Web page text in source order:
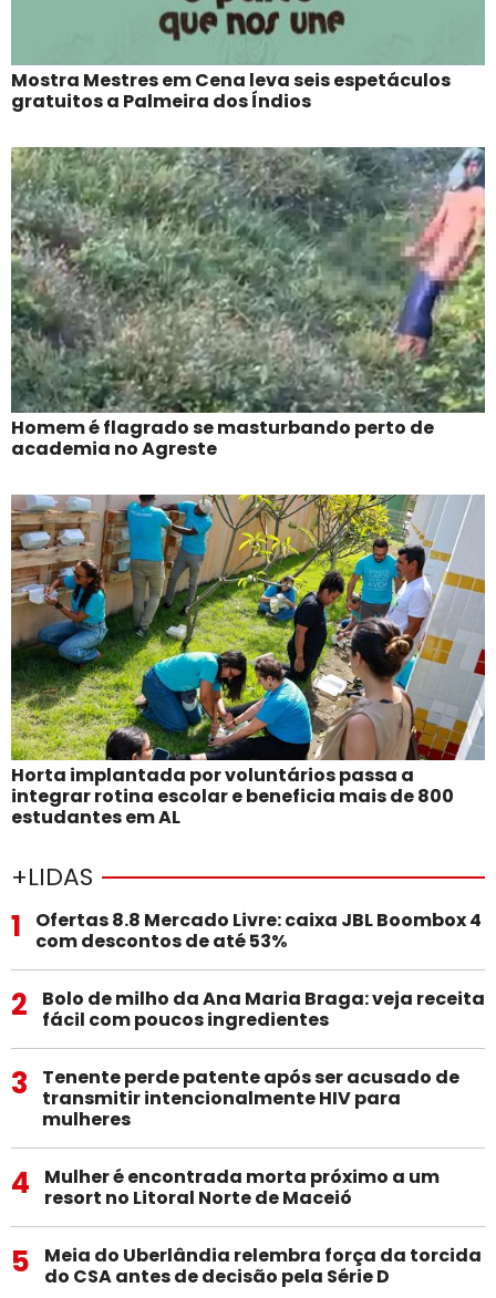
Mostra Mestres em Cena leva seis espetáculos
gratuitos a Palmeira dos Índios
Homem é flagrado se masturbando perto de
academia no Agreste
Horta implantada por voluntários passa a
integrar rotina escolar e beneficia mais de 800
estudantes em AL
+LIDAS
1
Ofertas 8.8 Mercado Livre: caixa JBL Boombox 4
com descontos de até 53%
2
Bolo de milho da Ana Maria Braga: veja receita
fácil com poucos ingredientes
3
Tenente perde patente após ser acusado de
transmitir intencionalmente HIV para
mulheres
4
Mulher é encontrada morta próximo a um
resort no Litoral Norte de Maceió
5
Meia do Uberlândia relembra força da torcida
do CSA antes de decisão pela Série D